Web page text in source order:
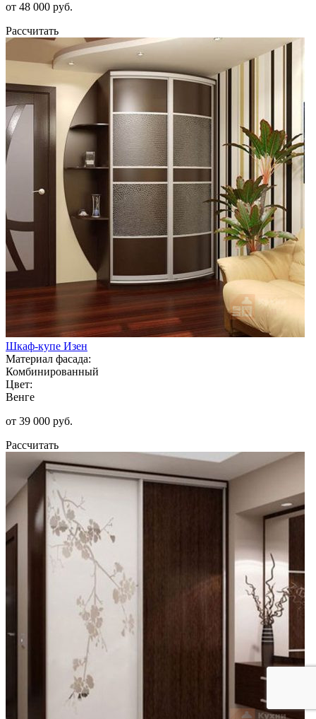
от 48 000 руб.
Рассчитать
Шкаф-купе Изен
Материал фасада:
Комбинированный
Цвет:
Венге
от 39 000 руб.
Рассчитать